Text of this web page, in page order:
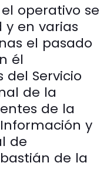
operativo se
y en varias
el pasado
él
Servicio
de la
de la
y
de
de la